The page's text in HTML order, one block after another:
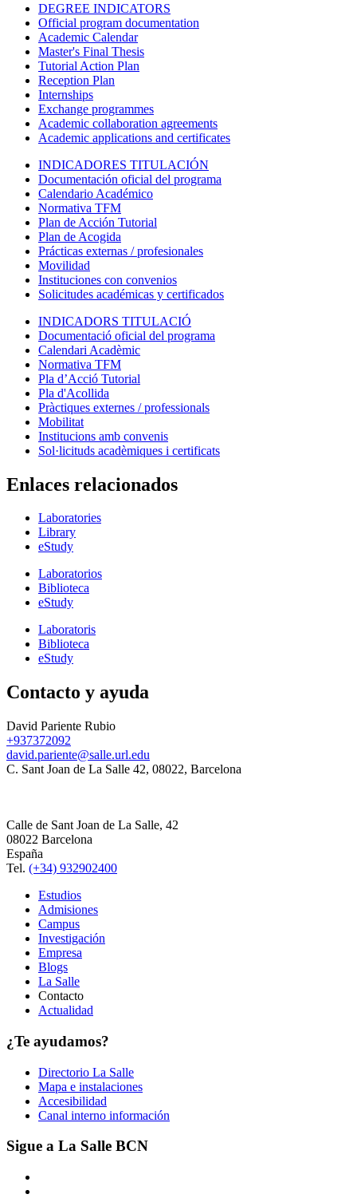
DEGREE INDICATORS
Official program documentation
Academic Calendar
Master's Final Thesis
Tutorial Action Plan
Reception Plan
Internships
Exchange programmes
Academic collaboration agreements
Academic applications and certificates
INDICADORES TITULACIÓN
Documentación oficial del programa
Calendario Académico
Normativa TFM
Plan de Acción Tutorial
Plan de Acogida
Prácticas externas / profesionales
Movilidad
Instituciones con convenios
Solicitudes académicas y certificados
INDICADORS TITULACIÓ
Documentació oficial del programa
Calendari Acadèmic
Normativa TFM
Pla d’Acció Tutorial
Pla d'Acollida
Pràctiques externes / professionals
Mobilitat
Institucions amb convenis
Sol·licituds acadèmiques i certificats
Enlaces relacionados
Laboratories
Library
eStudy
Laboratorios
Biblioteca
eStudy
Laboratoris
Biblioteca
eStudy
Contacto y ayuda
David Pariente Rubio
+937372092
david.pariente@salle.url.edu
C. Sant Joan de La Salle 42, 08022, Barcelona
Calle de Sant Joan de La Salle, 42
08022 Barcelona
España
Tel. (+34) 932902400
Estudios
Admisiones
Campus
Investigación
Empresa
Blogs
La Salle
Contacto
Actualidad
¿Te ayudamos?
Directorio La Salle
Mapa e instalaciones
Accesibilidad
Canal interno información
Sigue a La Salle BCN